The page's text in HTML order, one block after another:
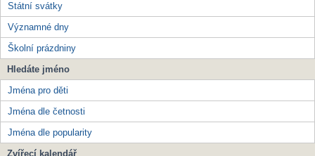
Státní svátky
Významné dny
Školní prázdniny
Hledáte jméno
Jména pro děti
Jména dle četnosti
Jména dle popularity
Zvířecí kalendář